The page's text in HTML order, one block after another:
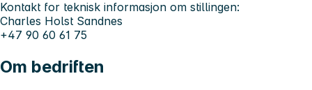
Kontakt for teknisk informasjon om stillingen:
Charles Holst Sandnes
+47 90 60 61 75
Om bedriften